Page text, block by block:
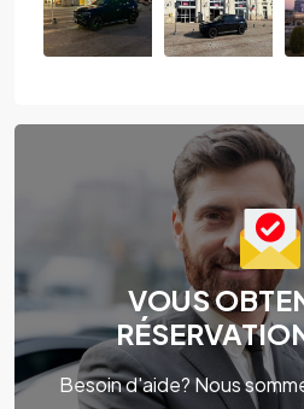
VOUS
Besoin d'aide? Nous